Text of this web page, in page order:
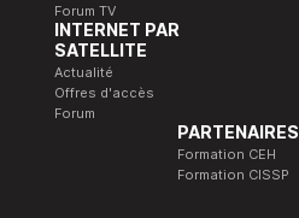
Forum TV
INTERNET PAR
SATELLITE
Actualité
Offres d'accès
Forum
PARTENAIRES
Formation CEH
Formation CISSP